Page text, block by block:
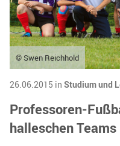
© Swen Reichhold
26.06.2015 in Studium und
Professoren-
halleschen